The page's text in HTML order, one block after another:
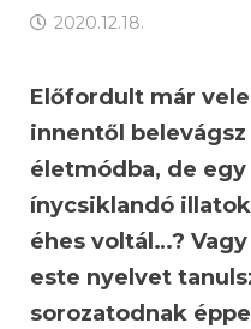
2020.12.18.
Előfordult már
innentől
életmódba, de egy
ínycsiklandó
éhes voltál…?
este nyelvet
sorozatodnak